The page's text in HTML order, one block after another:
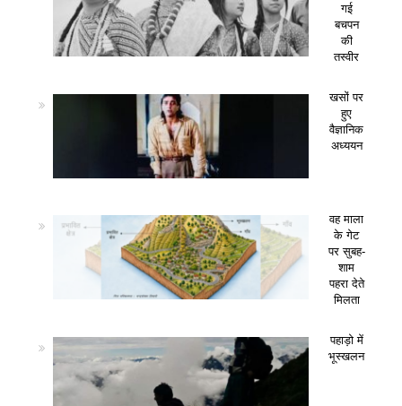
गई
बचपन
की
तस्वीर
खसों पर
हुए
वैज्ञानिक
अध्ययन
वह माला
के गेट
पर सुबह-
शाम
पहरा देते
मिलता
पहाड़ो में
भूस्खलन